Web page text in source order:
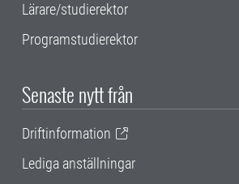
Lärare/studierektor
Programstudierektor
Senaste nytt från
Driftinformation
Lediga anställningar